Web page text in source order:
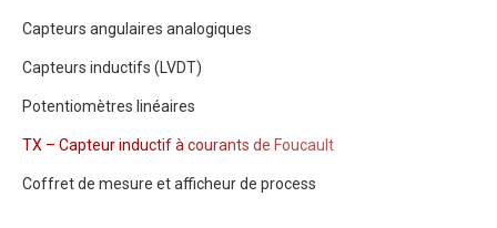
Capteurs angulaires analogiques
Capteurs inductifs (LVDT)
Potentiomètres linéaires
TX – Capteur inductif à courants de Foucault
Coffret de mesure et afficheur de process